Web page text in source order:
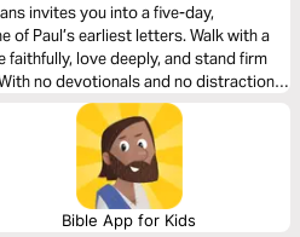
invites you into a five-day,
of Paul’s earliest letters. Walk with a
faithfully, love deeply, and stand firm
no devotionals and no distractions,
Word, strengthen your faith, and grow
day.
Bible App for Kids